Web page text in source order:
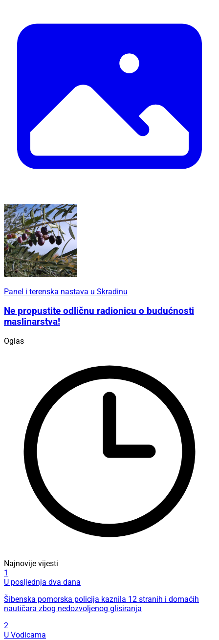
Panel i terenska nastava u Skradinu
Ne propustite odličnu radionicu o budućnosti
maslinarstva!
Oglas
Najnovije vijesti
1
U posljednja dva dana
Šibenska pomorska policija kaznila 12 stranih i domaćih
nautičara zbog nedozvoljenog glisiranja
2
U Vodicama